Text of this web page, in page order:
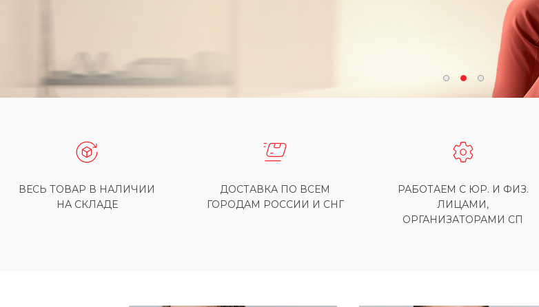
ВЕСЬ ТОВАР В НАЛИЧИИ
НА СКЛАДЕ
ДОСТАВКА ПО ВСЕМ
ГОРОДАМ РОССИИ И СНГ
РАБОТАЕМ С ЮР. И ФИЗ.
ЛИЦАМИ,
ОРГАНИЗАТОРАМИ СП